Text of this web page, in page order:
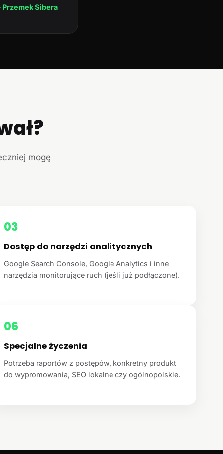
Sibera
mogę
03
Dostęp do narzędzi analitycznych
Google Search Console, Google Analytics i inne
narzędzia monitorujące ruch (jeśli już podłączone).
06
Specjalne życzenia
Potrzeba raportów z postępów, konkretny produkt
do wypromowania, SEO lokalne czy ogólnopolskie.